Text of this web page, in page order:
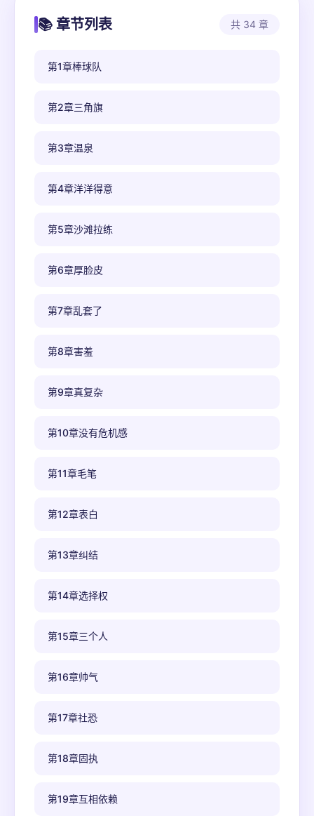
📚 章节列表 共 34 章
第1章棒球队
第2章三角旗
第3章温泉
第4章洋洋得意
第5章沙滩拉练
第6章厚脸皮
第7章乱套了
第8章害羞
第9章真复杂
第10章没有危机感
第11章毛笔
第12章表白
第13章纠结
第14章选择权
第15章三个人
第16章帅气
第17章社恐
第18章固执
第19章互相依赖